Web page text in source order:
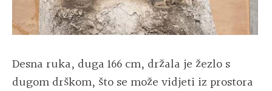
Desna ruka, duga 166 cm, držala je žezlo s
dugom drškom, što se može vidjeti iz prostora